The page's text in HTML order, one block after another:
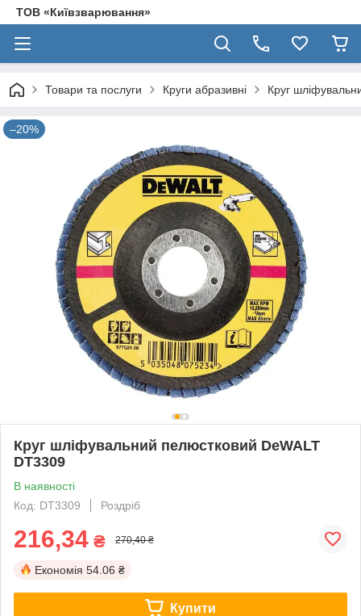
ТОВ «Київзварювання»
Товари та послуги Круги абразивні Круг
–20%
Круг шліфувальний пелюстковий DeWALT
DT3309
В наявності
Код: DT3309
Роздріб
216,34 ₴ 270,40 ₴
Економія 54.06 ₴
Купити